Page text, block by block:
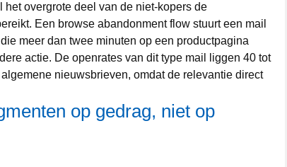
het overgrote deel van de niet-kopers de
Een browse abandonment flow stuurt een mail
meer dan twee minuten op een productpagina
actie. De openrates van dit type mail liggen 40 tot
nieuwsbrieven, omdat de relevantie direct
op gedrag, niet op